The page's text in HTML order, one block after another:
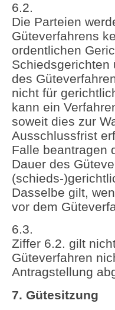
6.2.
Die Parteien
Güteverfahrens
ordentlichen
Schiedsgerichten
des
nicht für
kann ein
soweit dies zur
Ausschlussfrist
Falle beantragen
Dauer des
(schieds-
Dasselbe gilt,
vor dem
6.3.
Ziffer 6.2. gilt
Güteverfahren
Antragstellung
7. Gütesitzung